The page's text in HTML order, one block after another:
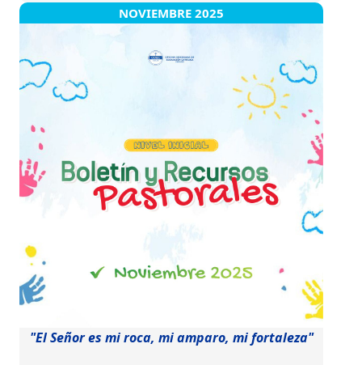
NOVIEMBRE 2025
"El Señor es mi roca, mi amparo, mi fortaleza"